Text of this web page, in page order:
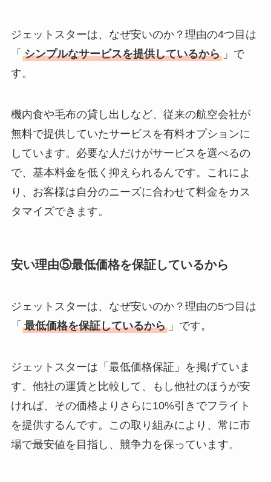
ジェットスターは、なぜ安いのか？理由の4つ目は
「 シンプルなサービスを提供しているから 」で
す。
機内食や毛布の貸し出しなど、従来の航空会社が
無料で提供していたサービスを有料オプションに
しています。必要な人だけがサービスを選べるの
で、基本料金を低く抑えられるんです。これによ
り、お客様は自分のニーズに合わせて料金をカス
タマイズできます。
安い理由⑤最低価格を保証しているから
ジェットスターは、なぜ安いのか？理由の5つ目は
「 最低価格を保証しているから 」です。
ジェットスターは「最低価格保証」を掲げていま
す。他社の運賃と比較して、もし他社のほうが安
ければ、その価格よりさらに10%引きでフライト
を提供するんです。この取り組みにより、常に市
場で最安値を目指し、競争力を保っています。